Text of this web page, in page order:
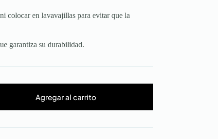
colocar en lavavajillas para evitar que la
garantiza su durabilidad.
Agregar al carrito